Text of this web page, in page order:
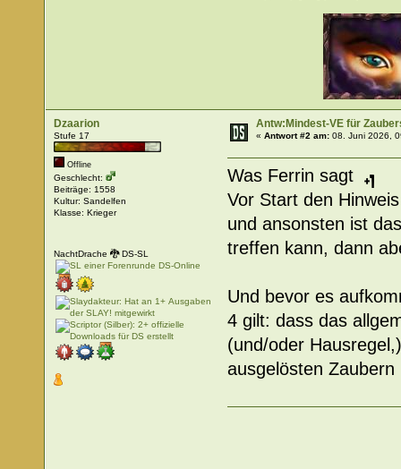
Dzaarion
Stufe 17
Offline
Geschlecht:
Beiträge: 1558
Kultur: Sandelfen
Klasse: Krieger
NachtDrache 🐉 DS-SL
Antw:Mindest-VE für
«Antwort #2 am: 08. Juni 2026,
Was Ferrin sagt
Vor Start den
und ansonsten ist
treffen kann, dann
Und bevor es
4 gilt: dass das
(und/oder
ausgelösten